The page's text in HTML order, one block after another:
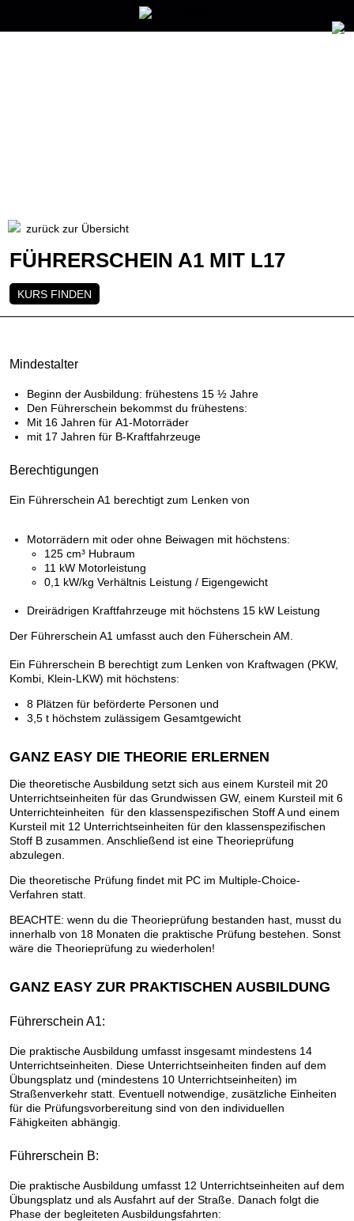
zurück zur Übersicht
FÜHRERSCHEIN A1 MIT L17
KURS FINDEN
Mindestalter
Beginn der Ausbildung: frühestens 15 ½ Jahre
Den Führerschein bekommst du frühestens:
Mit 16 Jahren für A1-Motorräder
mit 17 Jahren für B-Kraftfahrzeuge
Berechtigungen
Ein Führerschein A1 berechtigt zum Lenken von
Motorrädern mit oder ohne Beiwagen mit höchstens:
125 cm³ Hubraum
11 kW Motorleistung
0,1 kW/kg Verhältnis Leistung / Eigengewicht
Dreirädrigen Kraftfahrzeuge mit höchstens 15 kW Leistung
Der Führerschein A1 umfasst auch den Füherschein AM.
Ein Führerschein B berechtigt zum Lenken von Kraftwagen (PKW,
Kombi, Klein-LKW) mit höchstens:
8 Plätzen für beförderte Personen und
3,5 t höchstem zulässigem Gesamtgewicht
GANZ EASY DIE THEORIE ERLERNEN
Die theoretische Ausbildung setzt sich aus einem Kursteil mit 20
Unterrichtseinheiten für das Grundwissen GW, einem Kursteil mit 6
Unterrichteinheiten für den klassenspezifischen Stoff A und einem
Kursteil mit 12 Unterrichtseinheiten für den klassenspezifischen
Stoff B zusammen. Anschließend ist eine Theorieprüfung
abzulegen.
Die theoretische Prüfung findet mit PC im Multiple-Choice-
Verfahren statt.
BEACHTE: wenn du die Theorieprüfung bestanden hast, musst du
innerhalb von 18 Monaten die praktische Prüfung bestehen. Sonst
wäre die Theorieprüfung zu wiederholen!
GANZ EASY ZUR PRAKTISCHEN AUSBILDUNG
Führerschein A1:
Die praktische Ausbildung umfasst insgesamt mindestens 14
Unterrichtseinheiten. Diese Unterrichtseinheiten finden auf dem
Übungsplatz und (mindestens 10 Unterrichtseinheiten) im
Straßenverkehr statt. Eventuell notwendige, zusätzliche Einheiten
für die Prüfungsvorbereitung sind von den individuellen
Fähigkeiten abhängig.
Führerschein B:
Die praktische Ausbildung umfasst 12 Unterrichtseinheiten auf dem
Übungsplatz und als Ausfahrt auf der Straße. Danach folgt die
Phase der begleiteten Ausbildungsfahrten: